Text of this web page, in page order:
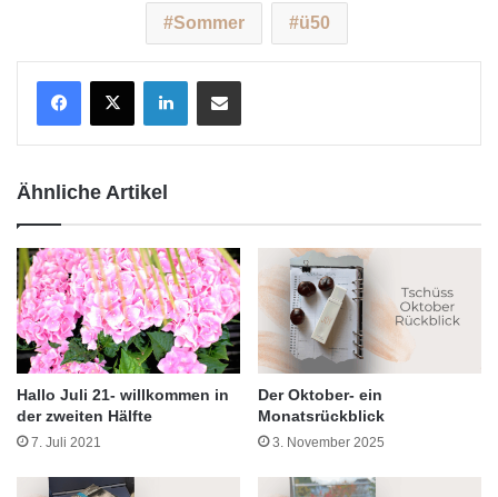
Sommer ü50
Ähnliche Artikel
Hallo Juli 21- willkommen in
der zweiten Hälfte
7. Juli 2021
Der Oktober- ein
Monatsrückblick
3. November 2025